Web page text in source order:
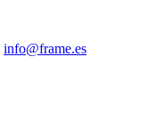
info@frame.es